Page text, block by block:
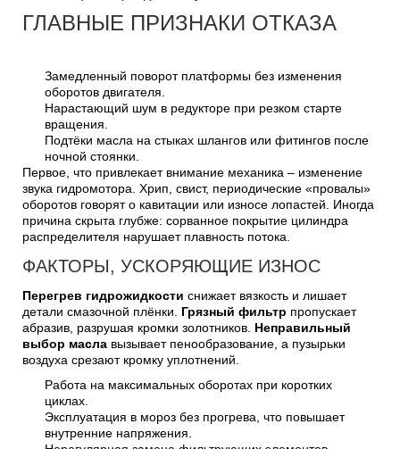
ГЛАВНЫЕ ПРИЗНАКИ ОТКАЗА
Замедленный поворот платформы без изменения
оборотов двигателя.
Нарастающий шум в редукторе при резком старте
вращения.
Подтёки масла на стыках шлангов или фитингов после
ночной стоянки.
Первое, что привлекает внимание механика – изменение
звука гидромотора. Хрип, свист, периодические «провалы»
оборотов говорят о кавитации или износе лопастей. Иногда
причина скрыта глубже: сорванное покрытие цилиндра
распределителя нарушает плавность потока.
ФАКТОРЫ, УСКОРЯЮЩИЕ ИЗНОС
Перегрев гидрожидкости снижает вязкость и лишает
детали смазочной плёнки. Грязный фильтр пропускает
абразив, разрушая кромки золотников. Неправильный
выбор масла вызывает пенообразование, а пузырьки
воздуха срезают кромку уплотнений.
Работа на максимальных оборотах при коротких
циклах.
Эксплуатация в мороз без прогрева, что повышает
внутренние напряжения.